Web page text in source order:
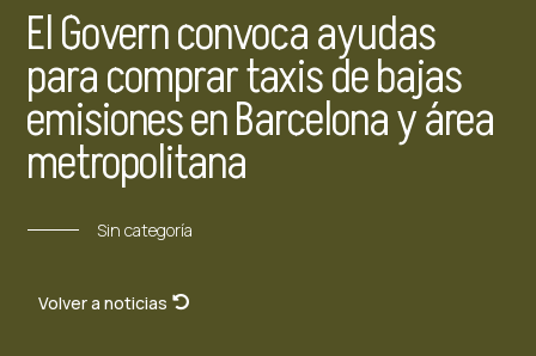
El Govern convoca ayudas
para comprar taxis de bajas
emisiones en Barcelona y área
metropolitana
Sin categoría
Volver a noticias